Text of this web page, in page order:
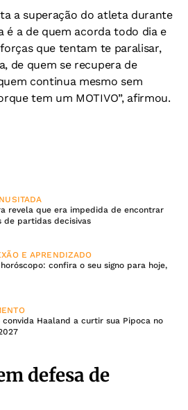
a superação do atleta durante
é a de quem acorda todo dia e
que tentam te paralisar,
de quem se recupera de
continua mesmo sem
tem um MOTIVO”, afirmou.
revela que era impedida de encontrar
de partidas decisivas
E APRENDIZADO
confira o seu signo para hoje,
convida Haaland a curtir sua Pipoca no
defesa de